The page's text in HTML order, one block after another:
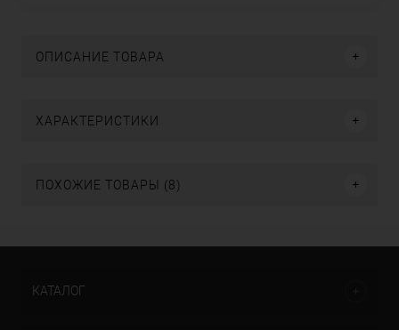
ОПИСАНИЕ ТОВАРА
ХАРАКТЕРИСТИКИ
ПОХОЖИЕ ТОВАРЫ (8)
КАТАЛОГ